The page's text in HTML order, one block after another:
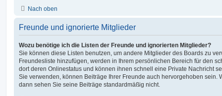
Nach oben
Freunde und ignorierte Mitglieder
Wozu benötige ich die Listen der Freunde und ignorierten Mitglieder?
Sie können diese Listen benutzen, um andere Mitglieder des Boards zu
Freundesliste hinzufügen, werden in Ihrem persönlichen Bereich für den
dort deren Onlinestatus und können ihnen schnell eine Private Nachricht
Sie verwenden, können Beiträge Ihrer Freunde auch hervorgehoben sein.
dann sehen Sie seine Beiträge standardmäßig nicht.